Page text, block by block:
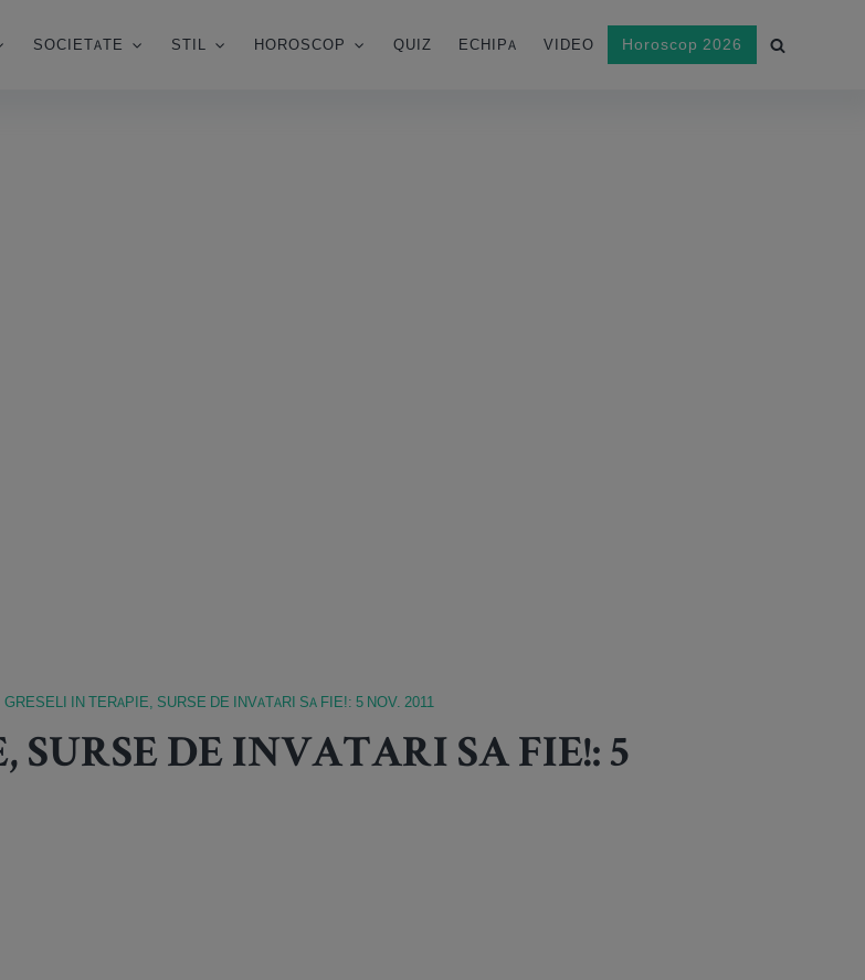
SOCIETATE STIL HOROSCOP QUIZ ECHIPA VIDEO Horoscop 2026
GRESELI IN TERAPIE, SURSE DE INVATARI SA FIE!: 5 NOV. 2011
SURSE DE INVATARI SA FIE!: 5